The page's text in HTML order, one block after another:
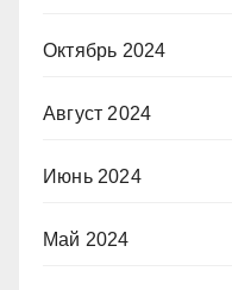
Октябрь 2024
Август 2024
Июнь 2024
Май 2024